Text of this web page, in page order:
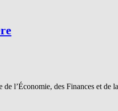
l’Économie, des Finances et de